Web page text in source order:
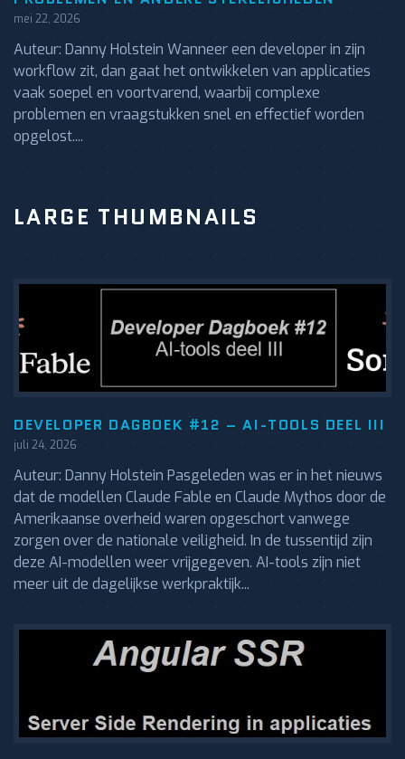
mei 22, 2026
Auteur: Danny Holstein Wanneer een developer in zijn
workflow zit, dan gaat het ontwikkelen van applicaties
vaak soepel en voortvarend, waarbij complexe
problemen en vraagstukken snel en effectief worden
opgelost....
LARGE THUMBNAILS
DEVELOPER DAGBOEK #12 – AI-TOOLS DEEL III
juli 24, 2026
Auteur: Danny Holstein Pasgeleden was er in het nieuws
dat de modellen Claude Fable en Claude Mythos door de
Amerikaanse overheid waren opgeschort vanwege
zorgen over de nationale veiligheid. In de tussentijd zijn
deze AI-modellen weer vrijgegeven. AI-tools zijn niet
meer uit de dagelijkse werkpraktijk...